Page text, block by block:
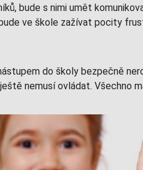
bude s nimi umět
ve škole zažívat pocity
do školy bezpečně
nemusí ovládat. Všechno